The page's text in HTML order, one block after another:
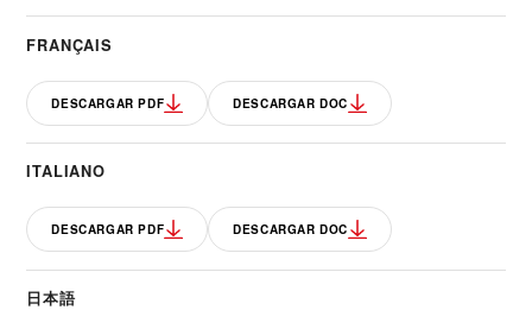
FRANÇAIS
DESCARGAR PDF DESCARGAR DOC
ITALIANO
DESCARGAR PDF DESCARGAR DOC
日本語